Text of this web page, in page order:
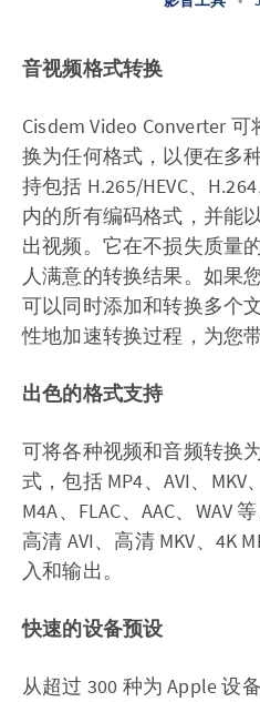
音视频格式转换
Cisdem Video Converter
换为任何格式，以便在多
持包括 H.265/HEVC、
内的所有编码格式，并能
出视频。它在不损失质量
人满意的转换结果。如果
可以同时添加和转换多个
性地加速转换过程，为您
出色的格式支持
可将各种视频和音频转换
式，包括 MP4、AVI、MKV
M4A、FLAC、AAC、WAV
高清 AVI、高清 MKV、4K
入和输出。
快速的设备预设
从超过 300 种为 Apple 设